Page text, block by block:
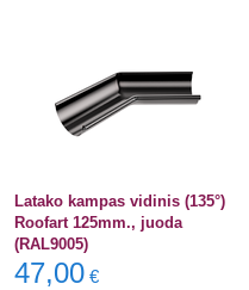
Latako kampas vidinis (135°)
Roofart 125mm., juoda
(RAL9005)
47,00 €